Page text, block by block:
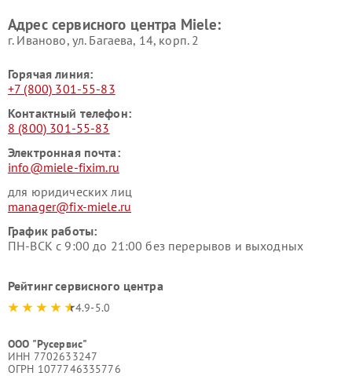
Miele
пылесосов Miele
Адрес сервисного центра Miele:
г. Иваново, ул. Багаева, 14, корп. 2
Горячая линия:
+7 (800) 301-55-83
Контактный телефон:
8 (800) 301-55-83
Электронная почта:
info@miele-fixim.ru
для юридических лиц
manager@fix-miele.ru
График работы:
ПН-ВСК с 9:00 до 21:00 без перерывов и выходных
Рейтинг сервисного центра
4.9-5.0
ООО "Русервис"
ИНН 7702633247
ОГРН 1077746335776